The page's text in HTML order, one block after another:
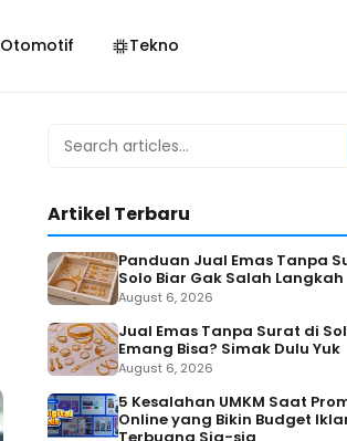
Otomotif Tekno
Search
Artikel Terbaru
Panduan Jual Emas Tanpa
Solo Biar Gak Salah Langkah
August 6, 2026
Jual Emas Tanpa Surat di
Emang Bisa? Simak Dulu Yuk
August 6, 2026
5 Kesalahan UMKM Saat
Online yang Bikin Budget